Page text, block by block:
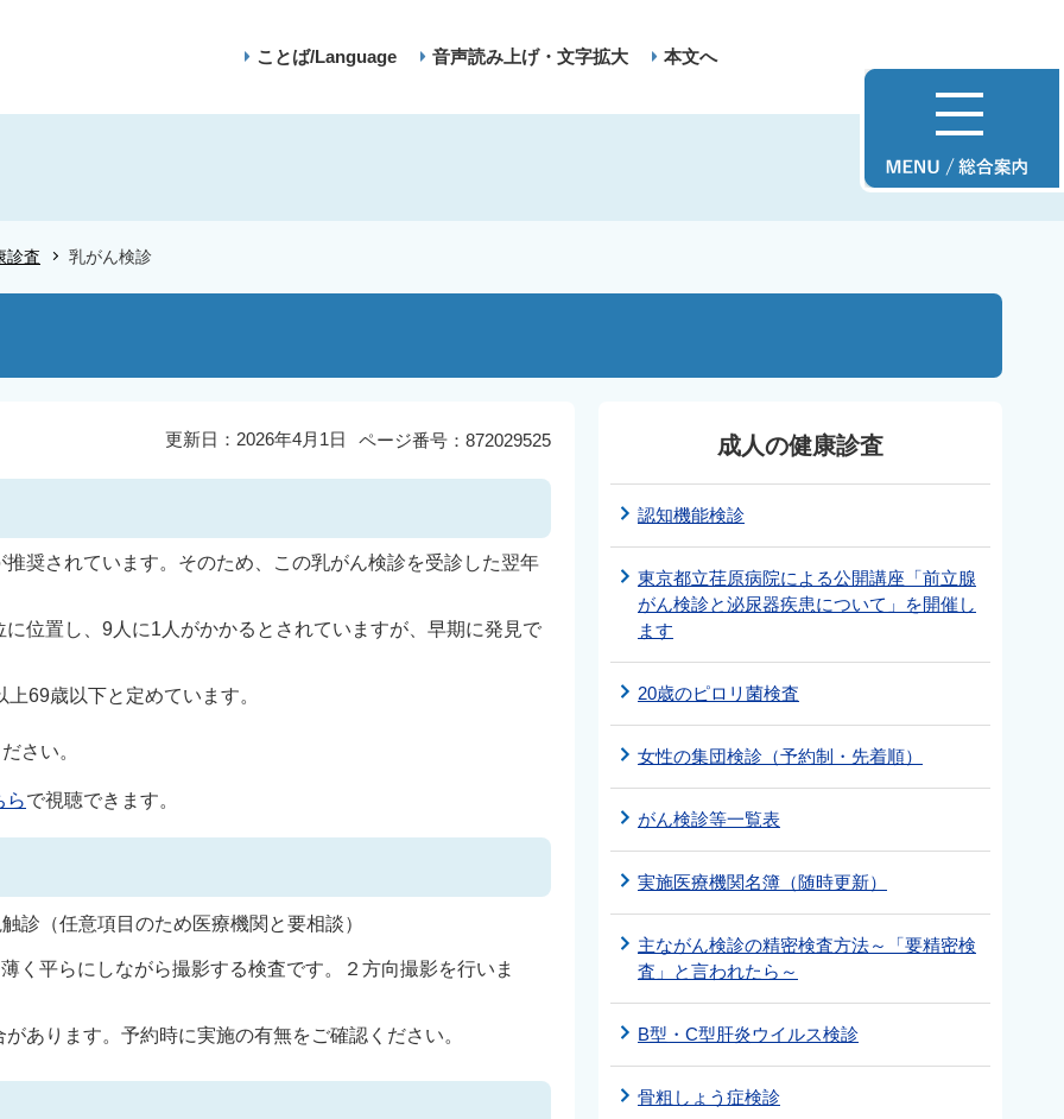
ことば/Language 音声読み上げ・文字拡大 本文へ
診査 乳がん検診
ページ番号：872029525
更新日：2026年4月1日
奨されています。そのため、この乳がん検診を受診した翌年
位置し、9人に1人がかかるとされていますが、早期に発見で
69歳以下と定めています。
さい。
らで視聴できます。
診（任意項目のため医療機関と要相談）
く平らにしながら撮影する検査です。２方向撮影を行いま
あります。予約時に実施の有無をご確認ください。
成人の健康診査
認知機能検診
東京都立荏原病院による公開講座「前立腺
がん検診と泌尿器疾患について」を開催し
ます
20歳のピロリ菌検査
女性の集団検診（予約制・先着順）
がん検診等一覧表
実施医療機関名簿（随時更新）
主ながん検診の精密検査方法～「要精密検
査」と言われたら～
B型・C型肝炎ウイルス検診
骨粗しょう症検診